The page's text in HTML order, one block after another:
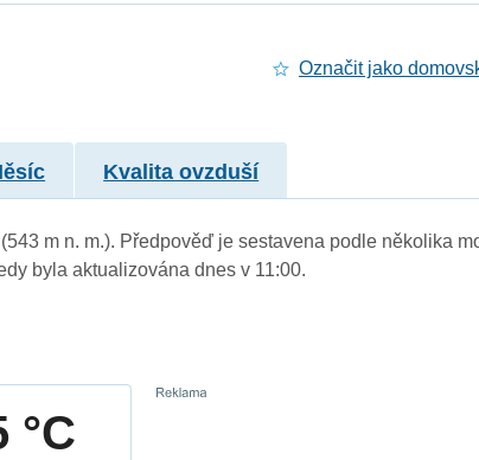
Označit jako
Kvalita ovzduší
m n. m.). Předpověď je sestavena podle několika
byla aktualizována dnes v 11:00.
°C